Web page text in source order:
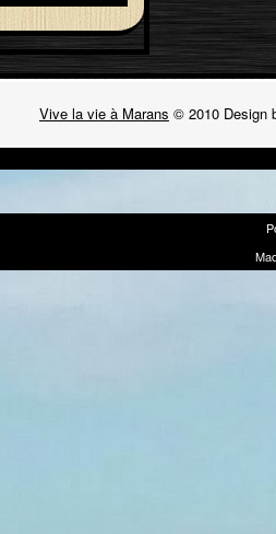
Vive la vie à Marans © 2010 Design